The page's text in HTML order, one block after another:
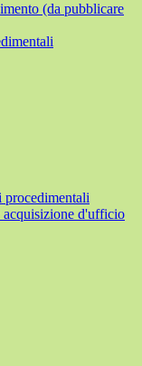
(da pubblicare
d'ufficio